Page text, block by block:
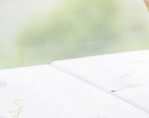
≪おすすめ≫ぬくも